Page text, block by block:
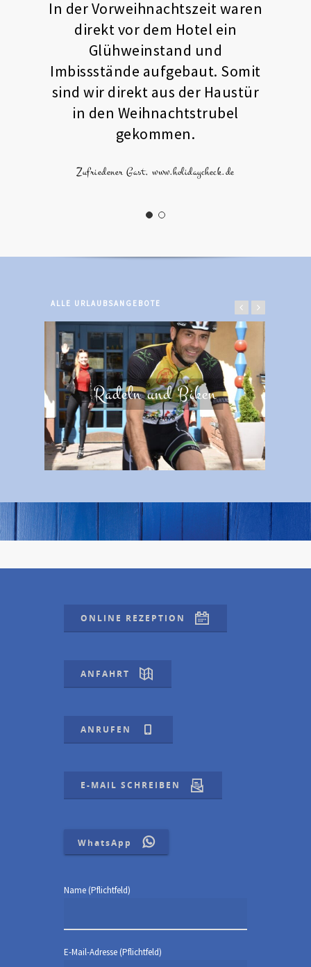
In der Vorweihnachtszeit waren
direkt vor dem Hotel ein
Glühweinstand und
Imbissstände aufgebaut. Somit
sind wir direkt aus der Haustür
in den Weihnachtstrubel
gekommen.
Zufriedener Gast, www.holidaycheck.de
ALLE URLAUBSANGEBOTE
Radeln und Biken
ONLINE REZEPTION
ANFAHRT
ANRUFEN
E-MAIL SCHREIBEN
WhatsApp
Name (Pflichtfeld)
E-Mail-Adresse (Pflichtfeld)